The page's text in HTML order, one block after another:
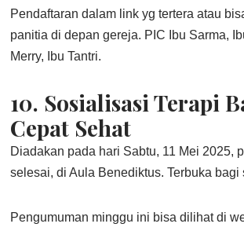
Pendaftaran dalam link yg tertera atau
panitia di depan gereja. PIC Ibu Sarma,
Merry, Ibu Tantri.
10. Sosialisasi Terapi
Cepat Sehat
Diadakan pada hari Sabtu, 11 Mei 2025,
selesai, di Aula Benediktus. Terbuka bagi
Pengumuman minggu ini bisa dilihat di